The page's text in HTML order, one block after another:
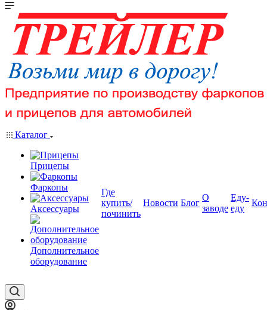
Каталог
Прицепы
Фаркопы
Аксессуары
Дополнительное
оборудование
Где
купить/
починить
Новости Блог
О
заводе
Еду-
еду